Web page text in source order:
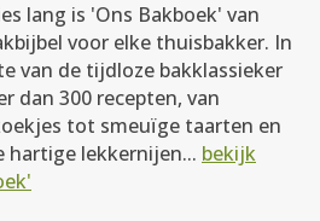
lang is 'Ons Bakboek' van
voor elke thuisbakker. In
van de tijdloze bakklassieker
dan 300 recepten, van
tot smeuïge taarten en
hartige lekkernijen... bekijk